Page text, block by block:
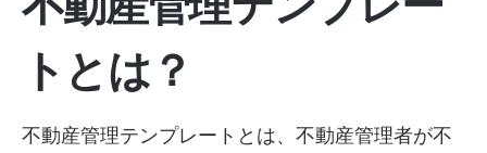
トとは？
不動産管理テンプレートとは、不動産管理者が不